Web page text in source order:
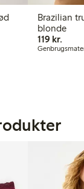
Brazilian
blonde
119 kr.